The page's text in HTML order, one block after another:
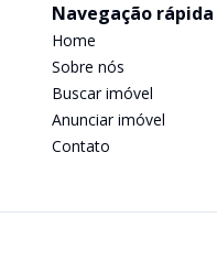
Navegação rápida
Home
Sobre nós
Buscar imóvel
Anunciar imóvel
Contato